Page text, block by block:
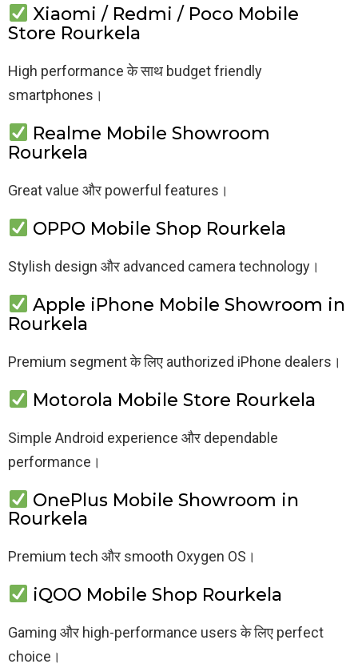
Xiaomi / Redmi / Poco Mobile
Store Rourkela
High performance के साथ budget friendly
smartphones।
Realme Mobile Showroom
Rourkela
Great value और powerful features।
OPPO Mobile Shop Rourkela
Stylish design और advanced camera technology।
Apple iPhone Mobile Showroom in
Rourkela
Premium segment के लिए authorized iPhone dealers।
Motorola Mobile Store Rourkela
Simple Android experience और dependable
performance।
OnePlus Mobile Showroom in
Rourkela
Premium tech और smooth Oxygen OS।
iQOO Mobile Shop Rourkela
Gaming और high-performance users के लिए perfect
choice।